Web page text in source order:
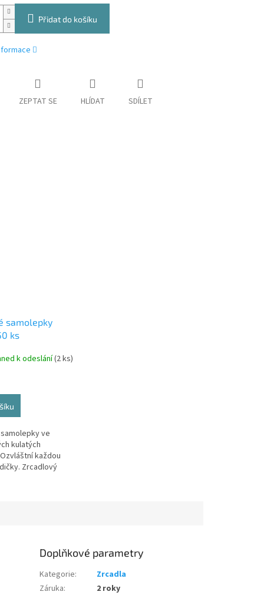
Přidat do košíku
ZEPTAT SE HLÍDAT SDÍLET
samolepky
ks
k odeslání(2 ks)
ve
kulatých
každou
Zrcadlový
Doplňkové parametry
Kategorie:
Zrcadla
Záruka:
2 roky